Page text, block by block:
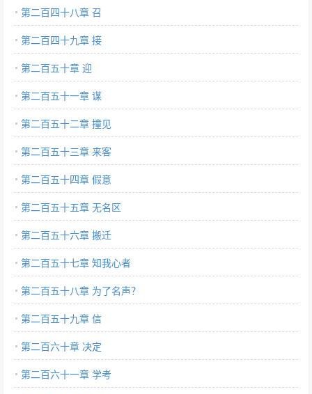
第二百四十八章 召
第二百四十九章 接
第二百五十章 迎
第二百五十一章 谋
第二百五十二章 撞见
第二百五十三章 来客
第二百五十四章 假意
第二百五十五章 无名区
第二百五十六章 搬迁
第二百五十七章 知我心者
第二百五十八章 为了名声？
第二百五十九章 信
第二百六十章 决定
第二百六十一章 学考